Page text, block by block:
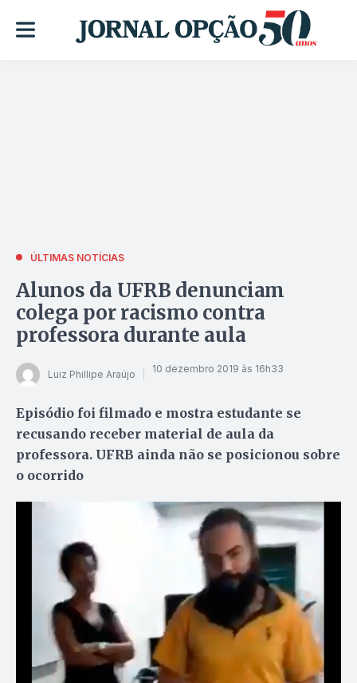
ÚLTIMAS NOTÍCIAS
Alunos da UFRB denunciam
colega por racismo contra
professora durante aula
Luiz Phillipe Araújo 10 dezembro 2019 às 16h33
Episódio foi filmado e mostra estudante se
recusando receber material de aula da
professora. UFRB ainda não se posicionou sobre
o ocorrido